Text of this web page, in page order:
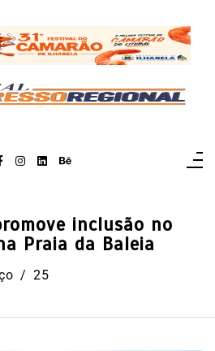
inclusão no
Praia da Baleia
25